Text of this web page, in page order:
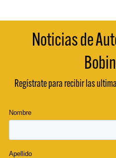
Noticias de
Regístrate para recibir las